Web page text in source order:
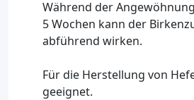
Während der
5 Wochen kann der
abführend wirken.
Für die Herstellung von
geeignet.